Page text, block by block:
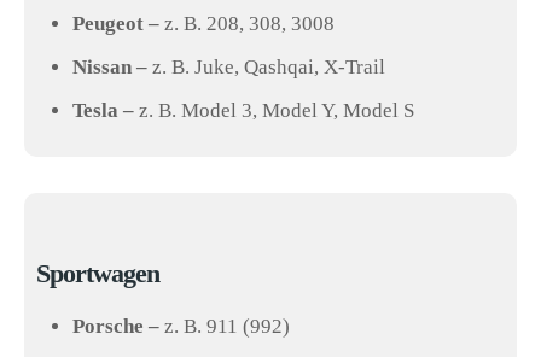
Peugeot – z. B. 208, 308, 3008
Nissan – z. B. Juke, Qashqai, X-Trail
Tesla – z. B. Model 3, Model Y, Model S
Sportwagen
Porsche – z. B. 911 (992)